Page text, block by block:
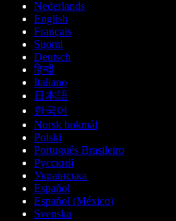
Nederlands
English
Français
Suomi
Deutsch
हिन्दी
Italiano
日本語
한국어
Norsk bokmål
Polski
Português Brasileiro
Русский
Українська
Español
Español (México)
Svenska